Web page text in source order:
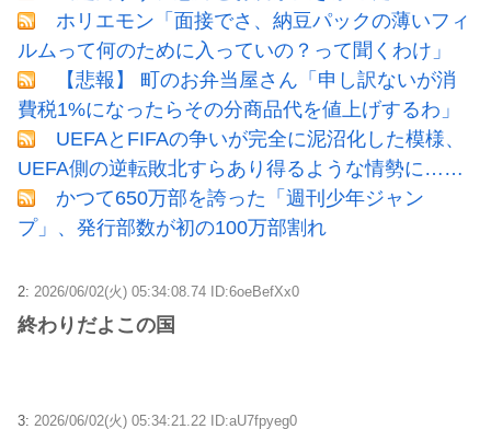
ホリエモン「面接でさ、納豆パックの薄いフィ
ルムって何のために入っていの？って聞くわけ」
【悲報】 町のお弁当屋さん「申し訳ないが消
費税1%になったらその分商品代を値上げするわ」
UEFAとFIFAの争いが完全に泥沼化した模様、
UEFA側の逆転敗北すらあり得るような情勢に……
かつて650万部を誇った「週刊少年ジャン
プ」、発行部数が初の100万部割れ
2: 2026/06/02(火) 05:34:08.74 ID:6oeBefXx0
終わりだよこの国
3: 2026/06/02(火) 05:34:21.22 ID:aU7fpyeg0